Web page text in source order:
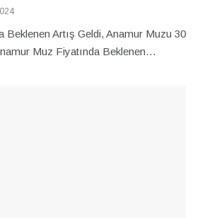
Beklenen Artış Geldi, Anamur Muzu 30
Muz Fiyatında Beklenen…